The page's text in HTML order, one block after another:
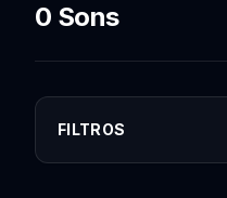
0 Sons
FILTROS